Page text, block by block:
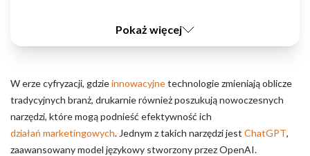
Pokaż więcej
W erze cyfryzacji, gdzieinnowacyjnetechnologie zmieniają oblicze
tradycyjnych branż, drukarnie również poszukują nowoczesnych
narzędzi, które mogą podnieść efektywność ich
działań marketingowych. Jednym z takich narzędzi jest ChatGPT,
zaawansowany model językowy stworzony przez OpenAI.
Marketingowe pliki cookie stosowane są w celu śledzenia
użytkowników na stronach internetowych. Celem jest
wyświetlanie reklam, które są istotne i interesujące dla
poszczególnych użytkowników i tym samym bardziej cenne dla
wydawców i reklamodawców strony trzeciej.